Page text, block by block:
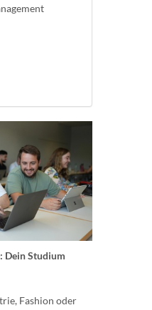
Dein Studium
Fashion oder